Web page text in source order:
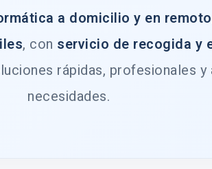
a domicilio y en remoto
, con servicio de recogida y
rápidas, profesionales y
necesidades.